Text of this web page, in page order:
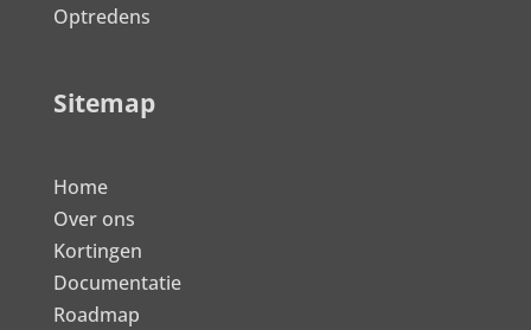
Optredens
Sitemap
Home
Over ons
Kortingen
Documentatie
Roadmap